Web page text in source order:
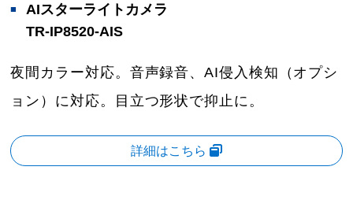
AIスターライトカメラ
TR-IP8520-AIS
夜間カラー対応。音声録音、AI侵入検知（オプシ
ョン）に対応。目立つ形状で抑止に。
詳細はこちら